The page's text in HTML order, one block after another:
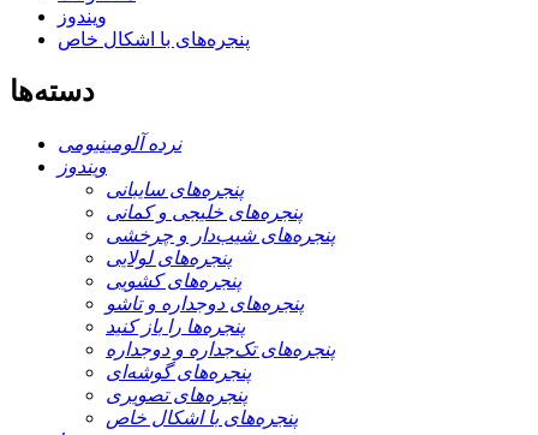
ویندوز
پنجره‌های با اشکال خاص
دسته‌ها
نرده آلومینیومی
ویندوز
پنجره‌های سایبانی
پنجره‌های خلیجی و کمانی
پنجره‌های شیب‌دار و چرخشی
پنجره‌های لولایی
پنجره‌های کشویی
پنجره‌های دوجداره و تاشو
پنجره‌ها را باز کنید
پنجره‌های تک‌جداره و دوجداره
پنجره‌های گوشه‌ای
پنجره‌های تصویری
پنجره‌های با اشکال خاص